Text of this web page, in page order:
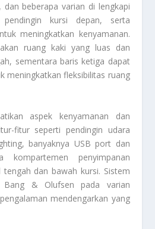
beberapa varian di lengkapi
kursi depan, serta
meningkatkan kenyamanan.
ruang kaki yang luas dan
sementara baris ketiga dapat
meningkatkan fleksibilitas ruang
aspek kenyamanan dan
fitur seperti pendingin udara
banyaknya USB port dan
penyimpanan
dan bawah kursi. Sistem
& Olufsen pada varian
mendengarkan yang